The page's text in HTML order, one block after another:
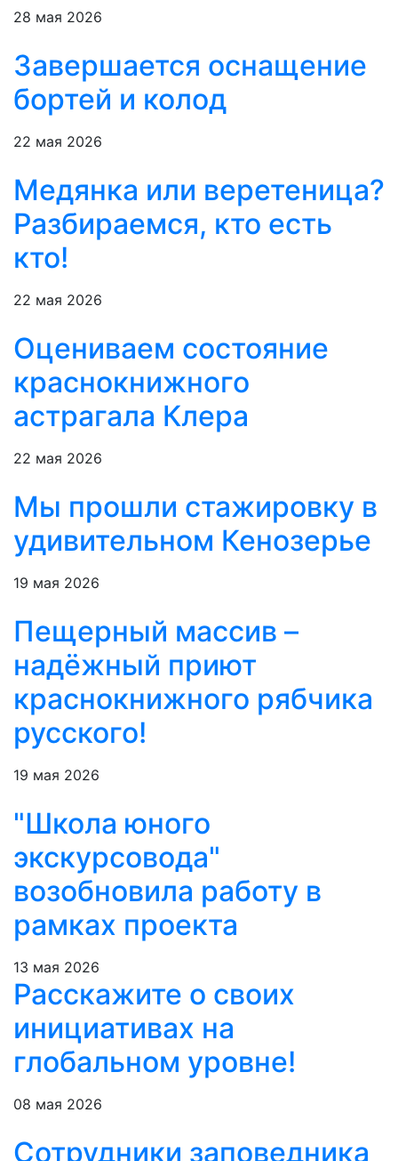
28 мая 2026
Завершается оснащение
бортей и колод
22 мая 2026
Медянка или веретеница?
Разбираемся, кто есть
кто!
22 мая 2026
Оцениваем состояние
краснокнижного
астрагала Клера
22 мая 2026
Мы прошли стажировку в
удивительном Кенозерье
19 мая 2026
Пещерный массив –
надёжный приют
краснокнижного рябчика
русского!
19 мая 2026
"Школа юного
экскурсовода"
возобновила работу в
рамках проекта
13 мая 2026
Расскажите о своих
инициативах на
глобальном уровне!
08 мая 2026
Сотрудники заповедника